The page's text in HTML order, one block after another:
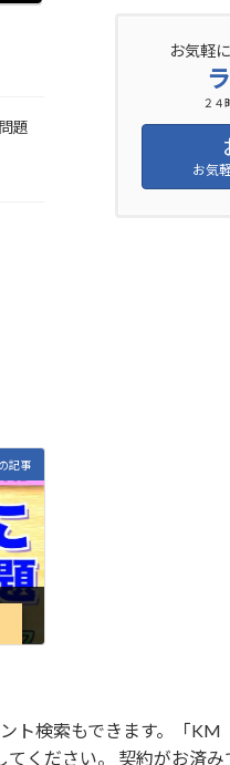
題
記事
お気軽
２４
お気
ト検索もできます。「KM
ください。 契約がお済